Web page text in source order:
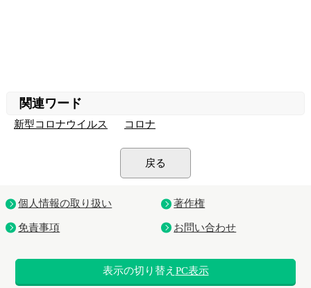
関連ワード
新型コロナウイルス コロナ
戻る
個人情報の取り扱い 著作権
免責事項 お問い合わせ
表示の切り替え PC表示